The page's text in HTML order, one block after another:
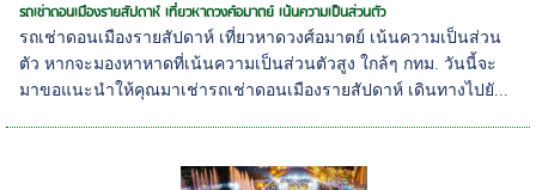
รถเช่าดอนเมืองรายสัปดาห์ เที่ยวหาดวงศ์อมาตย์ เน้นความเป็นส่วนตัว
รถเช่าดอนเมืองรายสัปดาห์ เที่ยวหาดวงศ์อมาตย์ เน้นความเป็นส่วน
ตัว หากจะมองหาหาดที่เน้นความเป็นส่วนตัวสูง ใกล้ๆ กทม. วันนี้จะ
มาขอแนะนำให้คุณมาเช่ารถเช่าดอนเมืองรายสัปดาห์ เดินทางไปยั...